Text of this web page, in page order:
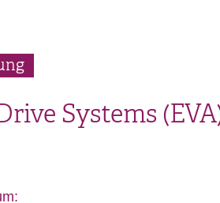
Systems